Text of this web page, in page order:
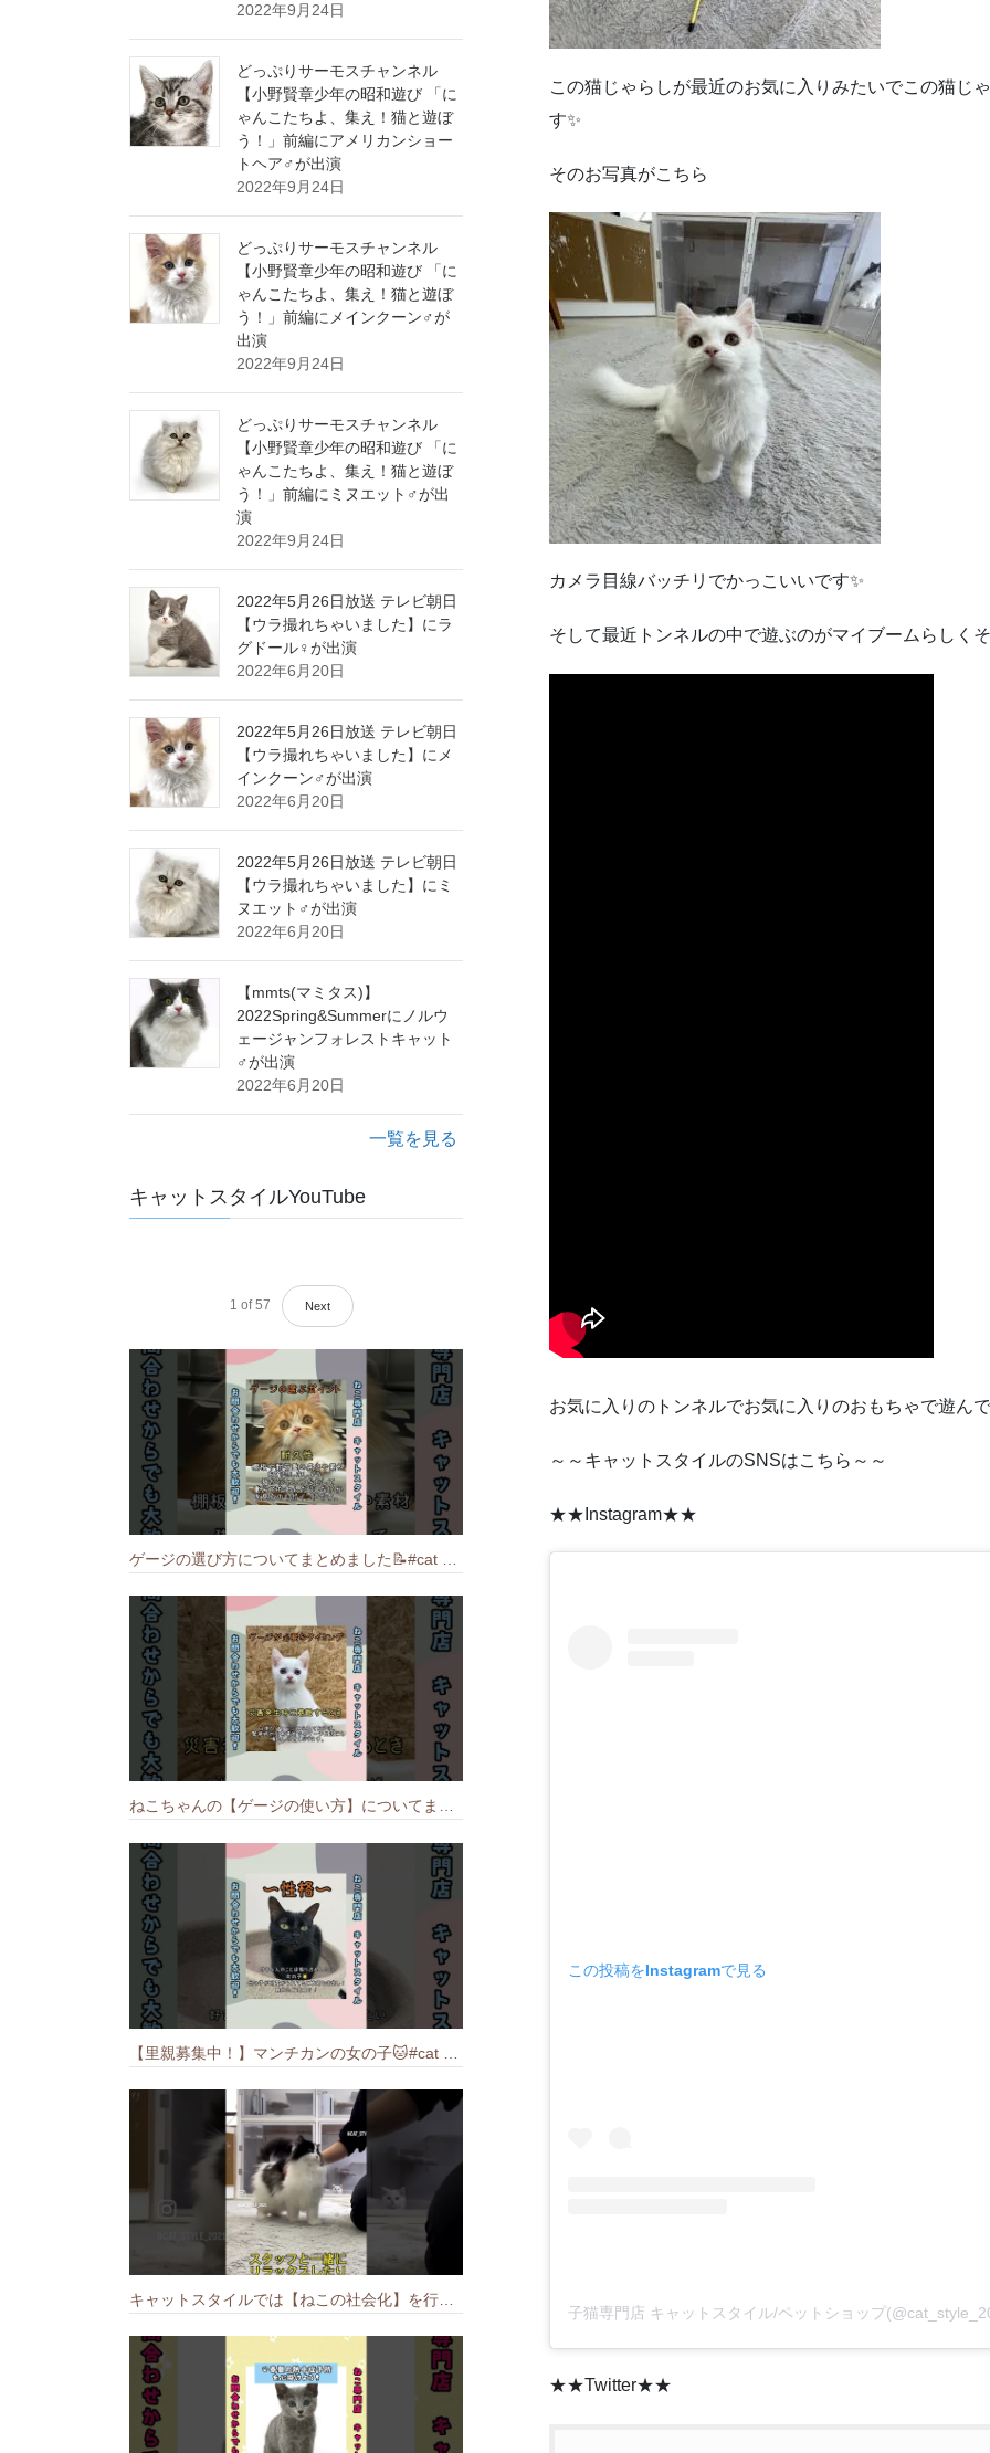
この猫じゃらしが最近のお気に入りみたいでこの猫じ
す✨
そのお写真がこちら
カメラ目線バッチリでかっこいいです✨
そして最近トンネルの中で遊ぶのがマイブームらしく
お気に入りのトンネルでお気に入りのおもちゃで遊ん
～～キャットスタイルのSNSはこちら～～
★★Instagram★★
この投稿をInstagramで見る
★★Twitter★★
2022年9月24日
どっぷりサーモスチャンネル
【小野賢章少年の昭和遊び 「に
ゃんこたちよ、集え！猫と遊ぼ
う！」前編にアメリカンショー
トヘア♂が出演
2022年9月24日
どっぷりサーモスチャンネル
【小野賢章少年の昭和遊び 「に
ゃんこたちよ、集え！猫と遊ぼ
う！」前編にメインクーン♂が
出演
2022年9月24日
どっぷりサーモスチャンネル
【小野賢章少年の昭和遊び 「に
ゃんこたちよ、集え！猫と遊ぼ
う！」前編にミヌエット♂が出
演
2022年9月24日
2022年5月26日放送 テレビ朝日
【ウラ撮れちゃいました】にラ
グドール♀が出演
2022年6月20日
2022年5月26日放送 テレビ朝日
【ウラ撮れちゃいました】にメ
インクーン♂が出演
2022年6月20日
2022年5月26日放送 テレビ朝日
【ウラ撮れちゃいました】にミ
ヌエット♂が出演
2022年6月20日
【mmts(マミタス)】
2022Spring&Summerにノルウ
ェージャンフォレストキャット
♂が出演
2022年6月20日
一覧を見る
キャットスタイルYouTube
1 of 57 Next
ゲージの選び方についてまとめました️📝#cat #猫のいる暮らし #ねこ #キャット #munchkin
ねこちゃんの【ゲージの使い方】についてまとめました️🐱📝